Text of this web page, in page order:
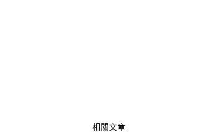
相關文章